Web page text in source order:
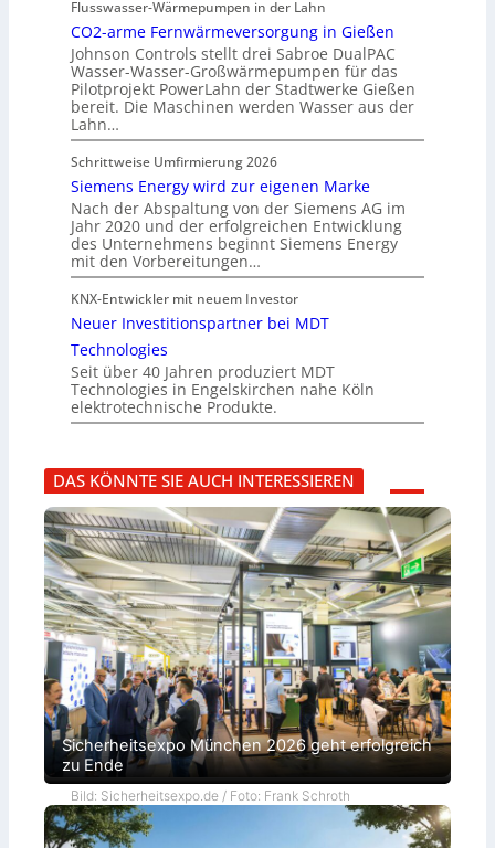
Flusswasser-Wärmepumpen in der Lahn
CO2-arme Fernwärmeversorgung in Gießen
Johnson Controls stellt drei Sabroe DualPAC
Wasser-Wasser-Großwärmepumpen für das
Pilotprojekt PowerLahn der Stadtwerke Gießen
bereit. Die Maschinen werden Wasser aus der
Lahn…
Schrittweise Umfirmierung 2026
Siemens Energy wird zur eigenen Marke
Nach der Abspaltung von der Siemens AG im
Jahr 2020 und der erfolgreichen Entwicklung
des Unternehmens beginnt Siemens Energy
mit den Vorbereitungen…
KNX-Entwickler mit neuem Investor
Neuer Investitionspartner bei MDT
Technologies
Seit über 40 Jahren produziert MDT
Technologies in Engelskirchen nahe Köln
elektrotechnische Produkte.
DAS KÖNNTE SIE AUCH INTERESSIEREN
Sicherheitsexpo München 2026 geht erfolgreich
zu Ende
Bild: Sicherheitsexpo.de / Foto: Frank Schroth